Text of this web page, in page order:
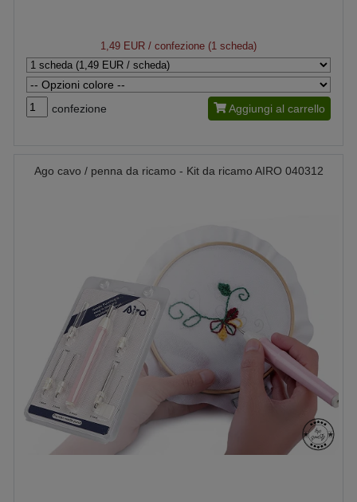
1,49 EUR / confezione (1 scheda)
confezione Aggiungi al carrello
Ago cavo / penna da ricamo - Kit da ricamo AIRO 040312